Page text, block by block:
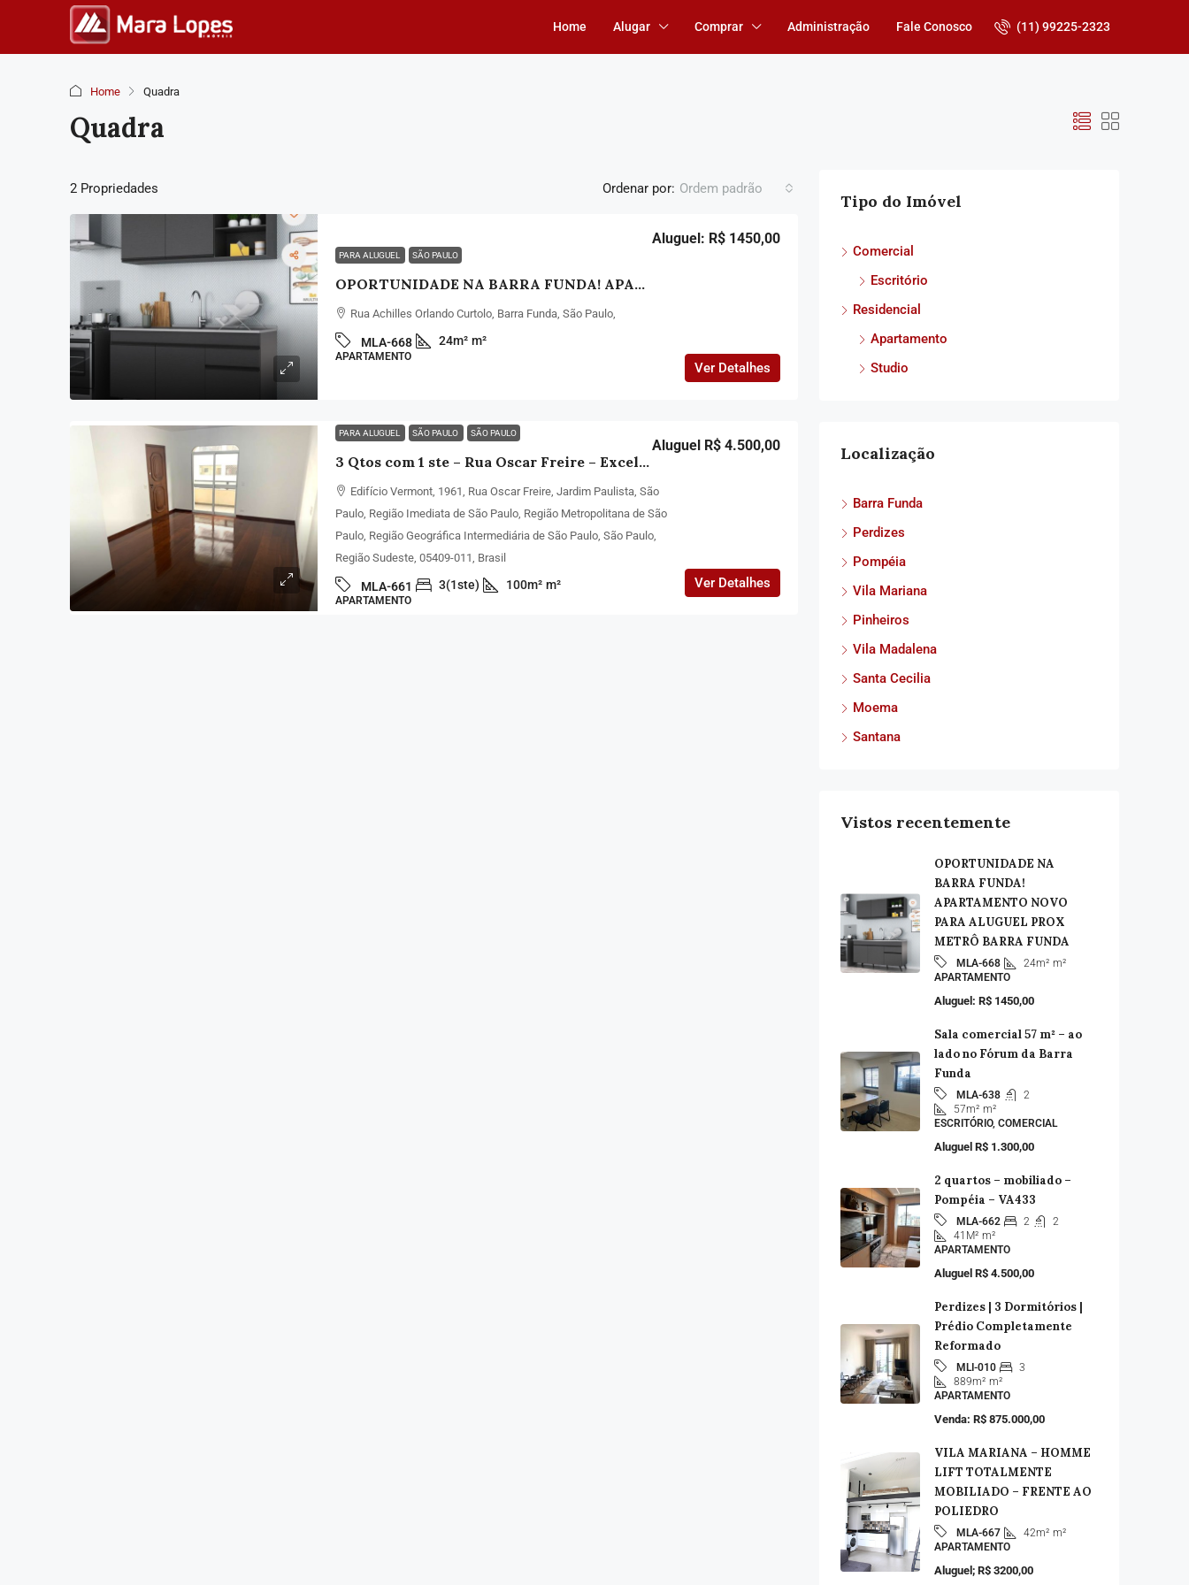
Home Alugar Comprar Administração Fale Conosco (11) 99225-2323
Home Quadra
Quadra
2 Propriedades Ordenar por: Ordem padrão
PARA ALUGUEL SÃO PAULO
OPORTUNIDADE NA BARRA FUNDA! APARTAMENTO NOVO PARA ALUGUEL PROX METRÔ BARRA FUNDA
Aluguel: R$ 1450,00
Rua Achilles Orlando Curtolo, Barra Funda, São Paulo,
MLA-668 24m² m²
APARTAMENTO
Ver Detalhes
PARA ALUGUEL SÃO PAULO SÃO PAULO
3 Qtos com 1 ste – Rua Oscar Freire – Excelente
Aluguel R$ 4.500,00
Edifício Vermont, 1961, Rua Oscar Freire, Jardim Paulista, São
Paulo, Região Imediata de São Paulo, Região Metropolitana de São
Paulo, Região Geográfica Intermediária de São Paulo, São Paulo,
Região Sudeste, 05409-011, Brasil
MLA-661 3(1ste) 100m² m²
APARTAMENTO
Ver Detalhes
Tipo do Imóvel
Comercial
Escritório
Residencial
Apartamento
Studio
Localização
Barra Funda
Perdizes
Pompéia
Vila Mariana
Pinheiros
Vila Madalena
Santa Cecilia
Moema
Santana
Vistos recentemente
OPORTUNIDADE NA
BARRA FUNDA!
APARTAMENTO NOVO
PARA ALUGUEL PROX
METRÔ BARRA FUNDA
MLA-668 24m² m²
APARTAMENTO
Aluguel: R$ 1450,00
Sala comercial 57 m² – ao
lado no Fórum da Barra
Funda
MLA-638
2
57m² m²
ESCRITÓRIO, COMERCIAL
Aluguel R$ 1.300,00
2 quartos – mobiliado –
Pompéia – VA433
MLA-662 2
2
41M² m²
APARTAMENTO
Aluguel R$ 4.500,00
Perdizes | 3 Dormitórios |
Prédio Completamente
Reformado
MLI-010
3
889m² m²
APARTAMENTO
Venda: R$ 875.000,00
VILA MARIANA – HOMME
LIFT TOTALMENTE
MOBILIADO – FRENTE AO
POLIEDRO
MLA-667 42m² m²
APARTAMENTO
Aluguel; R$ 3200,00